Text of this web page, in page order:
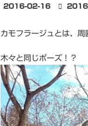
2016-02-16
最
新
時
:
カモフラージュとは、周
木々と同じポーズ！？